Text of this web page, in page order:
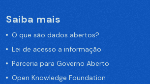
Saiba mais
O que são dados abertos?
Lei de acesso a informação
Parceria para Governo Aberto
Open Knowledge Foundation